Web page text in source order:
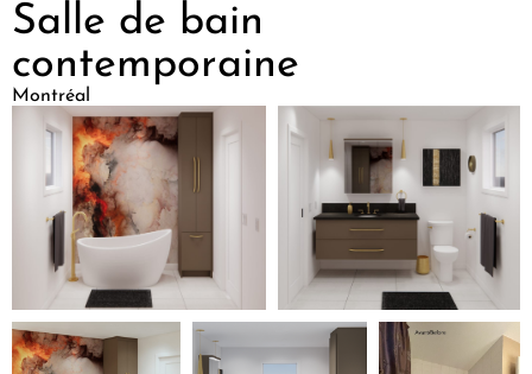
Salle de bain
contemporaine
Montréal